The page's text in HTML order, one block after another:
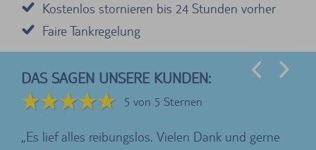
Kostenlos stornieren bis 24 Stunden vorher
Faire Tankregelung
DAS SAGEN UNSERE KUNDEN:
5 von 5 Sternen
Es lief alles reibungslos. Vielen Dank und gerne